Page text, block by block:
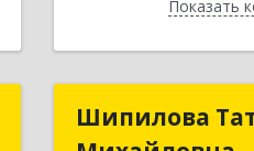
Показать
Шипилова